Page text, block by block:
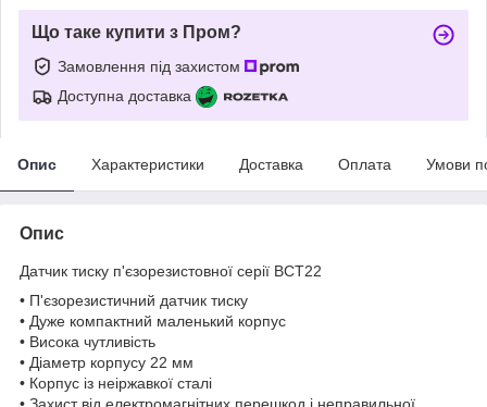
Що таке купити з Пром?
Замовлення під захистом
Доступна доставка
Опис Характеристики Доставка Оплата Умови
Опис
Датчик тиску п'єзорезистовної серії BCT22
• П'єзорезистичний датчик тиску
• Дуже компактний маленький корпус
• Висока чутливість
• Діаметр корпусу 22 мм
• Корпус із неіржавкої сталі
• Захист від електромагнітних перешкод і неправильної